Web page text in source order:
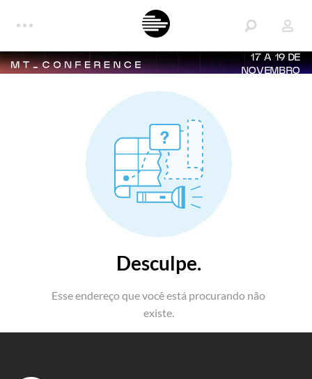
17 A 19 DE
NOVEMBRO
Desculpe.
Esse endereço que você está procurando não
existe.